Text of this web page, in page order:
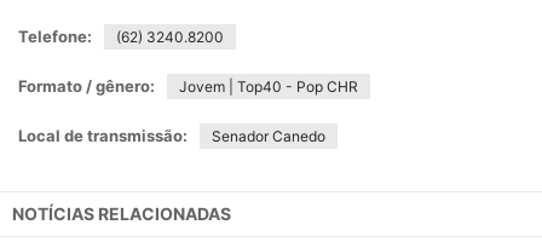
Telefone: (62) 3240.8200
Formato / gênero: Jovem | Top40 - Pop CHR
Local de transmissão: Senador Canedo
NOTÍCIAS RELACIONADAS